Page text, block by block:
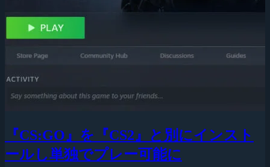
『CS:GO』を『CS2』と別にインスト
ールし単独でプレー可能に